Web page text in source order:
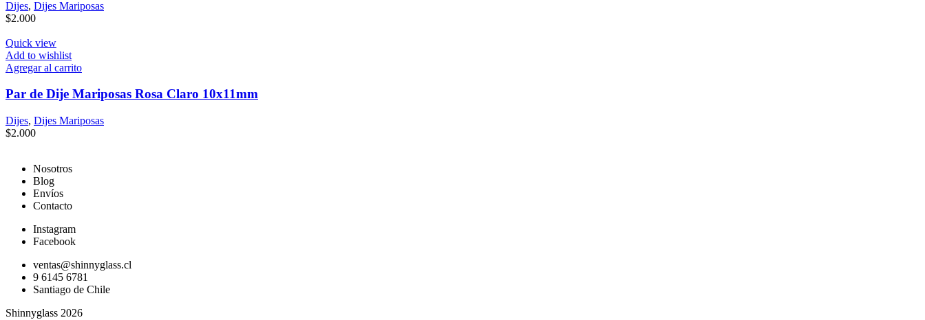
Dijes, Dijes Mariposas
$2.000
Quick view
Add to wishlist
Agregar al carrito
Par de Dije Mariposas Rosa Claro 10x11mm
Dijes, Dijes Mariposas
$2.000
Nosotros
Blog
Envíos
Contacto
Instagram
Facebook
ventas@shinnyglass.cl
9 6145 6781
Santiago de Chile
Shinnyglass 2026